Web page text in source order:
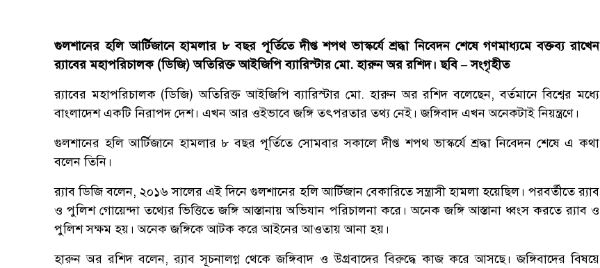
গুলশানের হলি আর্টিজানে হামলার ৮ বছর পূর্তিতে দীপ্ত শপথ ভাস্কর্যে শ্রদ্ধা নিবেদন শেষে গণমাধ্যমে বক্তব্য রাখেন
র‍্যাবের মহাপরিচালক (ডিজি) অতিরিক্ত আইজিপি ব্যারিস্টার মো. হারুন অর রশিদ। ছবি – সংগৃহীত
র‍্যাবের মহাপরিচালক (ডিজি) অতিরিক্ত আইজিপি ব্যারিস্টার মো. হারুন অর রশিদ বলেছেন, বর্তমানে বিশ্বের মধ্যে
বাংলাদেশ একটি নিরাপদ দেশ। এখন আর ওইভাবে জঙ্গি তৎপরতার তথ্য নেই। জঙ্গিবাদ এখন অনেকটাই নিয়ন্ত্রণে।
গুলশানের হলি আর্টিজানে হামলার ৮ বছর পূর্তিতে সোমবার সকালে দীপ্ত শপথ ভাস্কর্যে শ্রদ্ধা নিবেদন শেষে এ কথা
বলেন তিনি।
র‌্যাব ডিজি বলেন, ২০১৬ সালের এই দিনে গুলশানের হলি আর্টিজান বেকারিতে সন্ত্রাসী হামলা হয়েছিল। পরবর্তীতে র‍্যাব
ও পুলিশ গোয়েন্দা তথ্যের ভিত্তিতে জঙ্গি আস্তানায় অভিযান পরিচালনা করে। অনেক জঙ্গি আস্তানা ধ্বংস করতে র‍্যাব ও
পুলিশ সক্ষম হয়। অনেক জঙ্গিকে আটক করে আইনের আওতায় আনা হয়।
হারুন অর রশিদ বলেন, র‍্যাব সূচনালগ্ন থেকে জঙ্গিবাদ ও উগ্রবাদের বিরুদ্ধে কাজ করে আসছে। জঙ্গিবাদের বিষয়ে